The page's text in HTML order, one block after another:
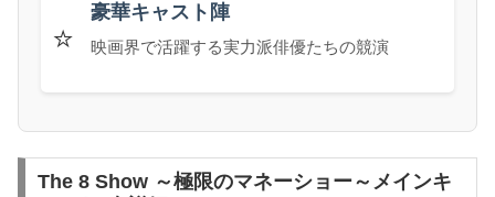
⭐
豪華キャスト陣
映画界で活躍する実力派俳優たちの競演
The 8 Show ～極限のマネーショー～メインキ